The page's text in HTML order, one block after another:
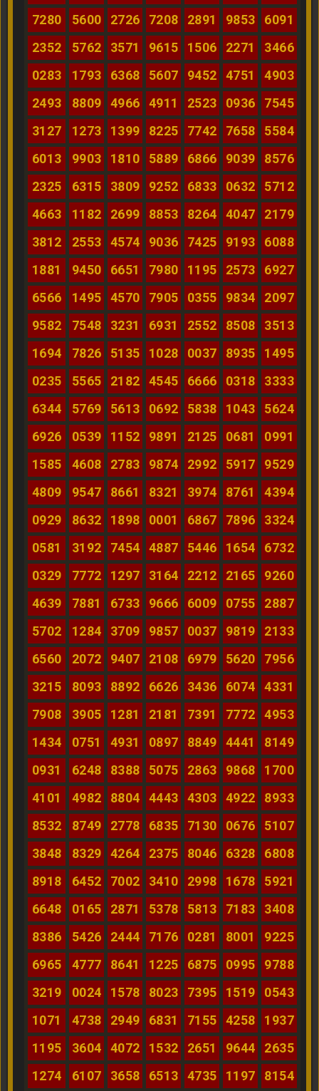
7280
5600 2726 7208 2891 9853
6091
2352
5762 3571 9615 1506 2271
3466
0283
1793 6368 5607 9452 4751
4903
2493
8809 4966 4911 2523 0936
7545
3127
1273 1399 8225 7742 7658
5584
6013
9903 1810 5889 6866 9039
8576
2325
6315 3809 9252 6833 0632
5712
4663
1182 2699 8853 8264 4047
2179
3812
2553 4574 9036 7425 9193
6088
1881
9450 6651 7980 1195 2573
6927
6566
1495 4570 7905 0355 9834
2097
9582
7548 3231 6931 2552 8508
3513
1694
7826 5135 1028 0037 8935
1495
0235
5565 2182 4545 6666 0318
3333
6344
5769 5613 0692 5838 1043
5624
6926
0539 1152 9891 2125 0681
0991
1585
4608 2783 9874 2992 5917
9529
4809
9547 8661 8321 3974 8761
4394
0929
8632 1898 0001 6867 7896
3324
0581
3192 7454 4887 5446 1654
6732
0329
7772 1297 3164 2212 2165
9260
4639
7881 6733 9666 6009 0755
2887
5702
1284 3709 9857 0037 9819
2133
6560
2072 9407 2108 6979 5620
7956
3215
8093 8892 6626 3436 6074
4331
7908
3905 1281 2181 7391 7772
4953
1434
0751 4931 0897 8849 4441
8149
0931
6248 8388 5075 2863 9868
1700
4101
4982 8804 4443 4303 4922
8933
8532
8749 2778 6835 7130 0676
5107
3848
8329 4264 2375 8046 6328
6808
8918
6452 7002 3410 2998 1678
5921
6648
0165 2871 5378 5813 7183
3408
8386
5426 2444 7176 0281 8001
9225
6965
4777 8641 1225 6875 0995
9788
3219
0024 1578 8023 7395 1519
0543
1071
4738 2949 6831 7155 4258
1937
1195
3604 4072 1532 2651 9644
2635
1274
6107 3658 6513 4735 1197 8154